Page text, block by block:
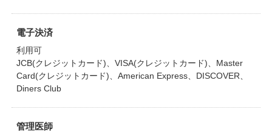
電子決済
利用可
JCB(クレジットカード)、VISA(クレジットカード)、Master
Card(クレジットカード)、American Express、DISCOVER、
Diners Club
管理医師